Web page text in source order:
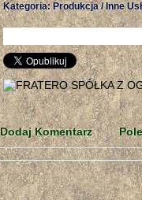
Kategoria: Produkcja / Inne
Dodaj Komentarz